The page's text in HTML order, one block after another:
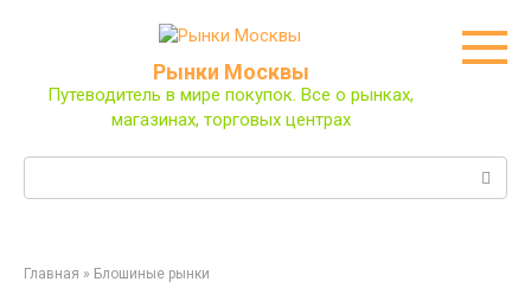
Рынки Москвы
Путеводитель в мире покупок. Все о рынках,
магазинах, торговых центрах
Главная » Блошиные рынки